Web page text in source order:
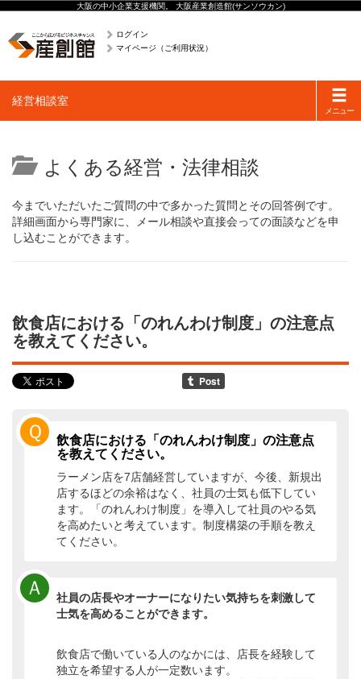
大阪の中小企業支援機関。 大阪産業創造館(サンソウカン)
ログイン
マイページ（ご利用状況）
Toggle
メニュー
経営相談室
よくある経営・法律相談
今までいただいたご質問の中で多かった質問とその回答例です。
詳細画面から専門家に、メール相談や直接会っての面談などを申
し込むことができます。
飲食店における「のれんわけ制度」の注意点
を教えてください。
Ｑ
飲食店における「のれんわけ制度」の注意点
を教えてください。
ラーメン店を7店舗経営していますが、今後、新規出
店するほどの余裕はなく、社員の士気も低下してい
ます。「のれんわけ制度」を導入して社員のやる気
を高めたいと考えています。制度構築の手順を教え
てください。
Ａ
社員の店長やオーナーになりたい気持ちを刺激して
士気を高めることができます。
飲食店で働いている人のなかには、店長を経験して
独立を希望する人が一定数います。